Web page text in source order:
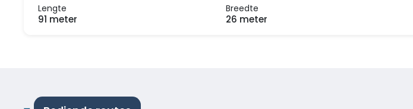
Lengte
91 meter
Breedte
26 meter